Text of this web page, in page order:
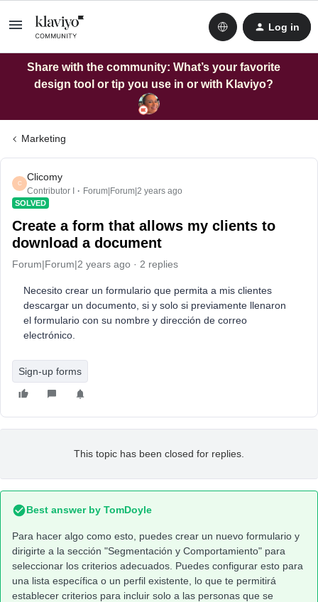
Log in
Share with the community: What’s your favorite
design tool or tip you use in or with Klaviyo?
Marketing
C
Clicomy
Contributor I Forum|Forum|2 years ago
SOLVED
Create a form that allows my clients to
download a document
Forum|Forum|2 years ago 2 replies
Necesito crear un formulario que permita a mis clientes
descargar un documento, si y solo si previamente llenaron
el formulario con su nombre y dirección de correo
electrónico.
Sign-up forms
This topic has been closed for replies.
Best answer by TomDoyle
Para hacer algo como esto, puedes crear un nuevo formulario y
dirigirte a la sección "Segmentación y Comportamiento" para
seleccionar los criterios adecuados. Puedes configurar esto para
una lista específica o un perfil existente, lo que te permitirá
establecer criterios para incluir solo a las personas que se